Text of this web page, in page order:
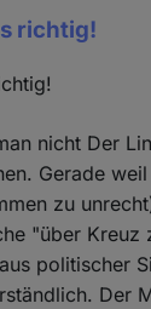
richtig!
nicht Der
Gerade
zu
"über Kreuz
politischer
Der